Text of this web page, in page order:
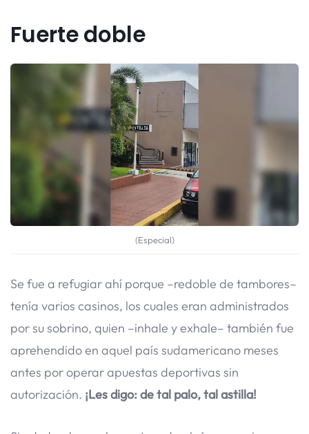
Fuerte doble
(Especial)
Se fue a refugiar ahí porque –redoble de tambores–
tenía varios casinos, los cuales eran administrados
por su sobrino, quien –inhale y exhale– también fue
aprehendido en aquel país sudamericano meses
antes por operar apuestas deportivas sin
autorización. ¡Les digo: de tal palo, tal astilla!